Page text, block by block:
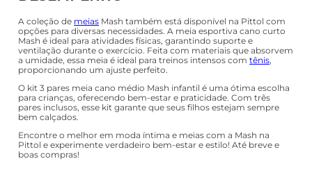
A coleção de meias Mash também está disponível na Pittol com
opções para diversas necessidades. A meia esportiva cano curto
Mash é ideal para atividades físicas, garantindo suporte e
ventilação durante o exercício. Feita com materiais que absorvem
a umidade, essa meia é ideal para treinos intensos com tênis,
proporcionando um ajuste perfeito.
O kit 3 pares meia cano médio Mash infantil é uma ótima escolha
para crianças, oferecendo bem-estar e praticidade. Com três
pares inclusos, esse kit garante que seus filhos estejam sempre
bem calçados.
Encontre o melhor em moda íntima e meias com a Mash na
Pittol e experimente verdadeiro bem-estar e estilo! Até breve e
boas compras!